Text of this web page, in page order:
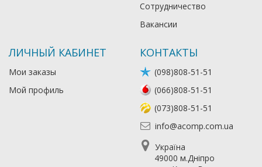
Сотрудничество
Вакансии
ЛИЧНЫЙ КАБИНЕТ
Мои заказы
Мой профиль
КОНТАКТЫ
(098)808-51-51
(066)808-51-51
(073)808-51-51
info@acomp.com.ua
Україна
49000 м.Дніпро